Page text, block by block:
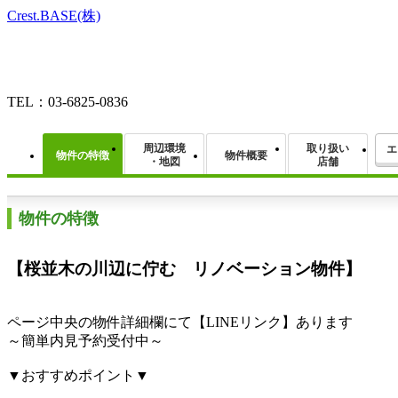
Crest.BASE(株)
TEL：03-6825-0836
物件の特徴
周辺環境
・地図
物件概要
取り扱い
店舗
物件の特徴
【桜並木の川辺に佇む リノベーション物件】
ページ中央の物件詳細欄にて【LINEリンク】あります
～簡単内見予約受付中～
▼おすすめポイント▼